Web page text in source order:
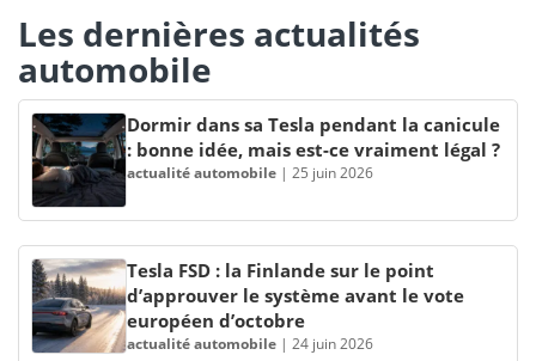
Les dernières actualités
automobile
Dormir dans sa Tesla pendant la canicule
: bonne idée, mais est-ce vraiment légal ?
actualité automobile | 25 juin 2026
Tesla FSD : la Finlande sur le point
d’approuver le système avant le vote
européen d’octobre
actualité automobile | 24 juin 2026